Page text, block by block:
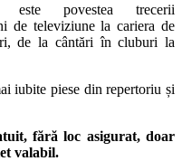
este povestea trecerii
de televiziune la cariera de
de la cântări în cluburi la
iubite piese din repertoriu și
fără loc asigurat, doar
valabil.